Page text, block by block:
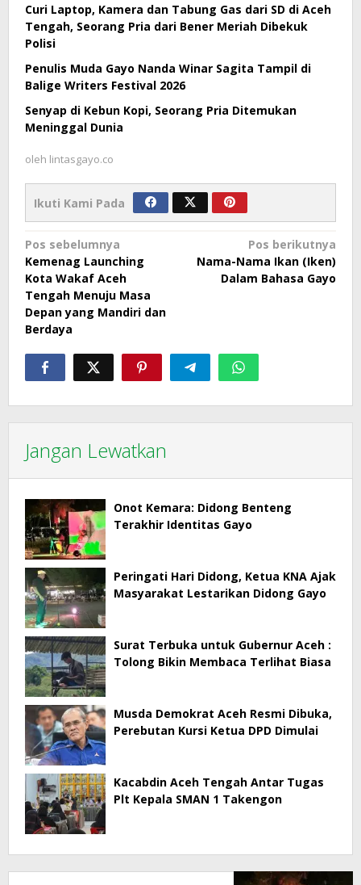
Curi Laptop, Kamera dan Tabung Gas dari SD di Aceh
Tengah, Seorang Pria dari Bener Meriah Dibekuk
Polisi
Penulis Muda Gayo Nanda Winar Sagita Tampil di
Balige Writers Festival 2026
Senyap di Kebun Kopi, Seorang Pria Ditemukan
Meninggal Dunia
oleh lintasgayo.co
Ikuti Kami Pada
Navigasi
pos
Pos sebelumnya
Kemenag Launching
Kota Wakaf Aceh
Tengah Menuju Masa
Depan yang Mandiri dan
Berdaya
Pos berikutnya
Nama-Nama Ikan (Iken)
Dalam Bahasa Gayo
Jangan Lewatkan
Onot Kemara: Didong Benteng
Terakhir Identitas Gayo
Peringati Hari Didong, Ketua KNA Ajak
Masyarakat Lestarikan Didong Gayo
Surat Terbuka untuk Gubernur Aceh :
Tolong Bikin Membaca Terlihat Biasa
Musda Demokrat Aceh Resmi Dibuka,
Perebutan Kursi Ketua DPD Dimulai
Kacabdin Aceh Tengah Antar Tugas
Plt Kepala SMAN 1 Takengon